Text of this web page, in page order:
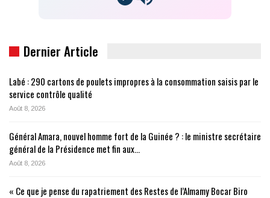
Dernier Article
Labé : 290 cartons de poulets impropres à la consommation saisis par le
service contrôle qualité
Août 8, 2026
Général Amara, nouvel homme fort de la Guinée ? : le ministre secrétaire
général de la Présidence met fin aux…
Août 8, 2026
« Ce que je pense du rapatriement des Restes de l’Almamy Bocar Biro